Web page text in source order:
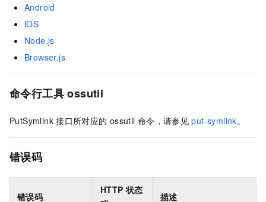
Android
iOS
Node.js
Browser.js
命令行工具 ossutil
PutSymlink 接口所对应的 ossutil 命令，请参见 put-symlink。
错误码
错误码
HTTP 状态
描述